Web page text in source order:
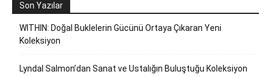
Son Yazılar
WITHIN: Doğal Buklelerin Gücünü Ortaya Çıkaran Yeni
Koleksiyon
Lyndal Salmon’dan Sanat ve Ustalığın Buluştuğu Koleksiyon